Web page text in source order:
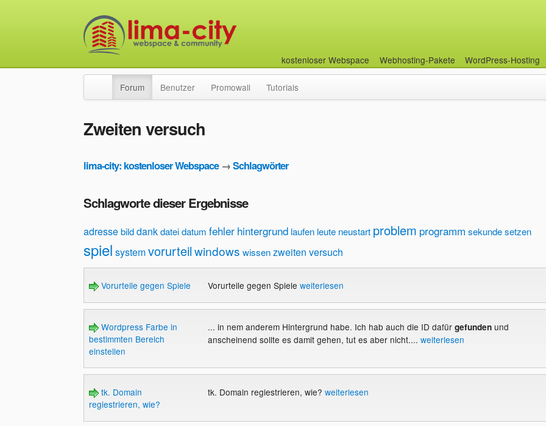
kostenloser Webspace Webhosting-Pakete WordPress-Hosting
Forum Benutzer Promowall Tutorials
Zweiten versuch
lima-city: kostenloser Webspace→Schlagwörter
Schlagworte dieser Ergebnisse
adressebilddankdateidatum fehler hintergrund laufen leute neustart problem programm sekundesetzen
spiel systemvorurteilwindows wissenzweiten versuch
Vorurteile gegen Spiele Vorurteile gegen Spiele weiterlesen
Wordpress Farbe in
bestimmten Bereich
einstellen
... in nem anderem Hintergrund habe. Ich hab auch die ID dafürgefundenund
anscheinend sollte es damit gehen, tut es aber nicht.... weiterlesen
tk. Domain
regiestrieren, wie?
tk. Domain regiestrieren, wie? weiterlesen